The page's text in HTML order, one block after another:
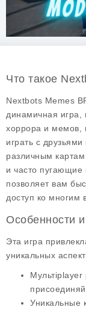
Что такое
Nextbots Memes
динамичная игра,
хоррора и мемов,
играть с
различным
и часто пугающие
позволяет вам
доступ ко многим
Особенности
Эта игра
уникальных
Мультiplayer
Уникальные